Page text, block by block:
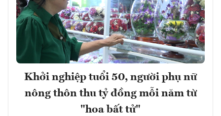
Khởi nghiệp tuổi 50, người phụ nữ
nông thôn thu tỷ đồng mỗi năm từ
"hoa bất tử"